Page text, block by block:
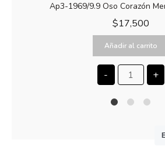
Ap3-1969/9.9 Oso Corazón
$17,500
Añadir al carrito
- +